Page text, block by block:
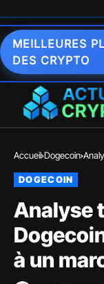
MEILLEURES
DES CRYPTO
Accueil Dogecoin
DOGECOIN
Analyse
à un